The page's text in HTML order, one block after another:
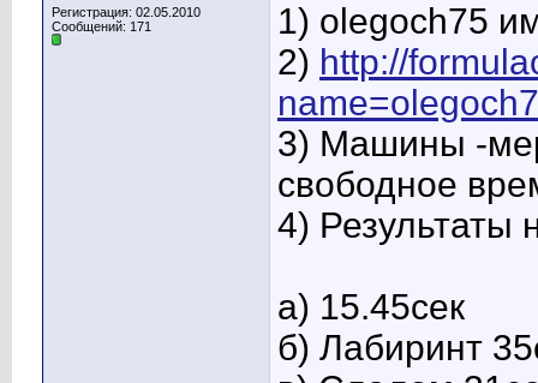
Регистрация: 02.05.2010
Сообщений: 171
1) olegoch75
2) http://
3) Машины -
свободное
4) Результаты
а) 15.45сек
б) Лабиринт